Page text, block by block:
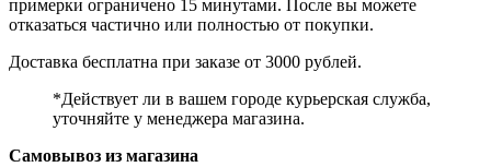
примерки ограничено 15 минутами. После вы можете
отказаться частично или полностью от покупки.
Доставка бесплатна при заказе от 3000 рублей.
*Действует ли в вашем городе курьерская служба,
уточняйте у менеджера магазина.
Самовывоз из магазина